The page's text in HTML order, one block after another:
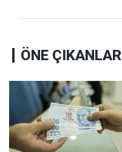
ÖNE ÇIKANLAR